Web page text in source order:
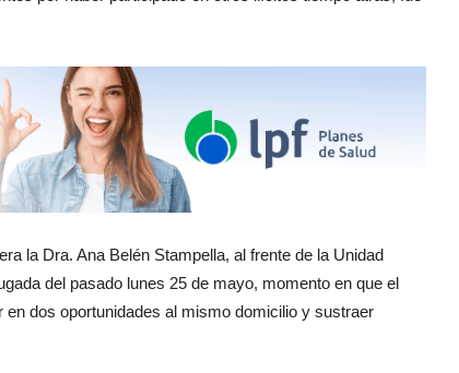
la Dra. Ana Belén Stampella, al frente de la Unidad
del pasado lunes 25 de mayo, momento en que el
dos oportunidades al mismo domicilio y sustraer